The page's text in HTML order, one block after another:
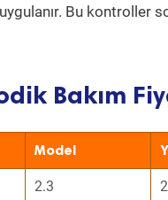
Bu kontroller
Bakım
Model
2.3